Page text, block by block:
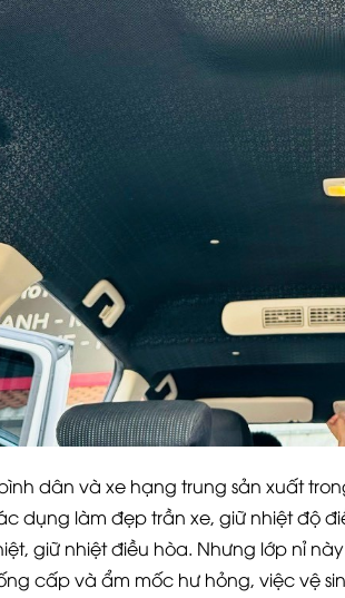
dân và xe hạng trung sản xuất
dụng làm đẹp trần xe, giữ nhiệt độ
giữ nhiệt điều hòa. Nhưng lớp nỉ
cấp và ẩm mốc hư hỏng, việc vệ